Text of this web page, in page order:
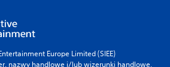
Europe Limited (SIEE)
nazwy handlowe i/lub wizerunki handlowe,